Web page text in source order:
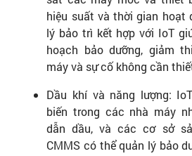
hiệu suất và thời gian hoạt
lý bảo trì kết hợp với IoT
hoạch bảo dưỡng, giảm
máy và sự cố không cần
Dầu khí và năng lượng:
biến trong các nhà máy
dẫn dầu, và các cơ sở
CMMS có thể quản lý bảo